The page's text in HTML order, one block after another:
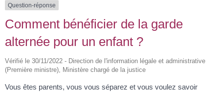
Question-réponse
Comment bénéficier de la garde
alternée pour un enfant ?
Vérifié le 30/11/2022 - Direction de l'information légale et administrative
(Première ministre), Ministère chargé de la justice
Vous êtes parents, vous vous séparez et vous voulez savoir